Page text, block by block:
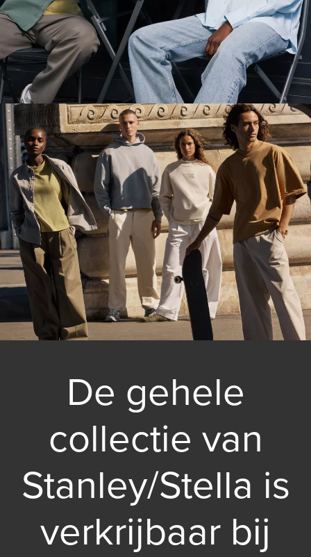
De gehele
collectie van
Stanley/Stella is
verkrijbaar bij